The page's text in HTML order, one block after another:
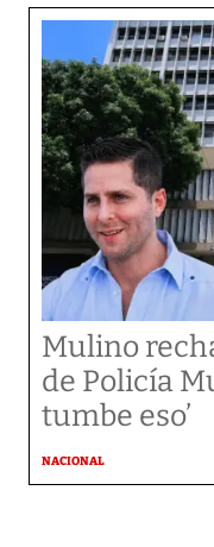
Mulino
de Policía
tumbe eso’
NACIONAL